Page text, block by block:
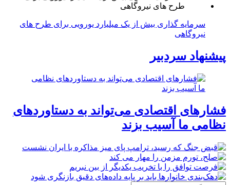
سرمایه گذاری بیش از یک میلیارد یورویی برای طرح های
نیروگاهی
پیشنهاد سردبیر
فشارهای اقتصادی می‌تواند به دستاوردهای
نظامی ما آسیب بزند